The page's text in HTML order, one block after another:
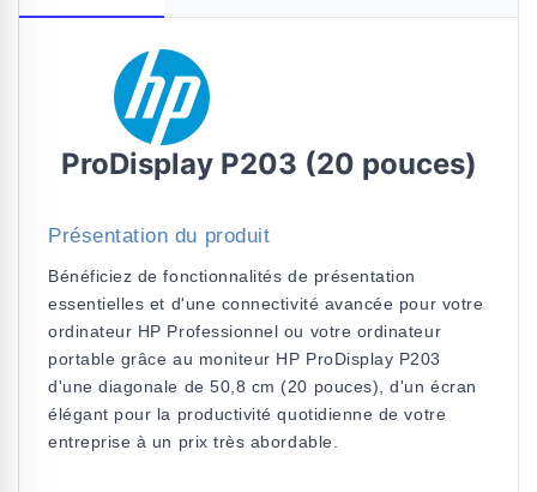
ProDisplay P203 (20 pouces)
Présentation du produit
Bénéficiez de fonctionnalités de présentation
essentielles et d'une connectivité avancée pour votre
ordinateur HP Professionnel ou votre ordinateur
portable grâce au moniteur HP ProDisplay P203
d'une diagonale de 50,8 cm (20 pouces), d'un écran
élégant pour la productivité quotidienne de votre
entreprise à un prix très abordable.